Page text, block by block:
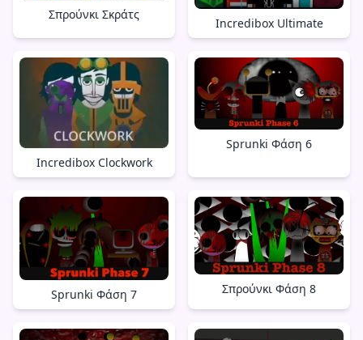
Σπρούνκι Σκράτς
Incredibox Ultimate
Incredibox Clockwork
Sprunki Φάση 6
Sprunki Φάση 7 Σπρούνκι Φάση 8